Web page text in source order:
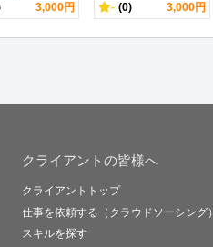
3,000円 - (0) 3,000円
クライアントの皆様へ
クライアントトップ
仕事を依頼する（クラウドソーシング）
スキルを探す